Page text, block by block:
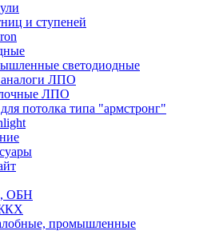
и ступеней
светодиодные
ЛПО
ЛПО
потолка типа "армстронг"
ОБН
промышленные